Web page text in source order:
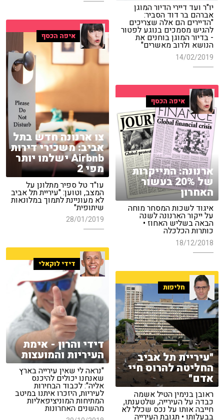
יו"ר ועד דיירי הדיור המוגן
אברהם בר דוד הסביר:
"הדיירים הם אלה שצריכים
להגיש מסמכים בנוגע לפטור
- בדיור המוגן בוחנים את
הנושא ולרוב מאשרים"
14/02/2019
איפה הכסף
צו ארנונה חדש בתל
אביב: משכירי דירות
Airbnb ישלמו יותר
מפי 2
עו"ד טל ספיר מתלונן על
המצב, וטוען: "עיריית תל אביב
לא מעוניינת לתמוך במלונאות
שיתופית"
28/01/2019
איפה הכסף
ארנונה: התייקרות
של 20% בעשור
האחרון
איגוד לשכות המסחר מוחה
על ייקור הארנונה לשנה
הבאה בשליש האחוז •
כותרות הכלכלה
18/12/2018
דידי לוקאלי
דידי והרון - אימת
העיריות והמועצות
"נראה לי שאין עירייה בארץ
שאנחנו יכולים להיכנס
אליה": לכבוד הבחירות
לעיריות, היזכרו איתנו במיטב
המתיחות המוניציפאליות
מהשנים האחרונות
חליפות
"עיריית תל אביב
החליטה להרוס חיי
אדם"
ראובן בנימין הטיל אשמה
כבדה על העירייה, שלטענתו,
חייבה אותו על נכס שכלל לא
בבעלותו • תגובת העירייה